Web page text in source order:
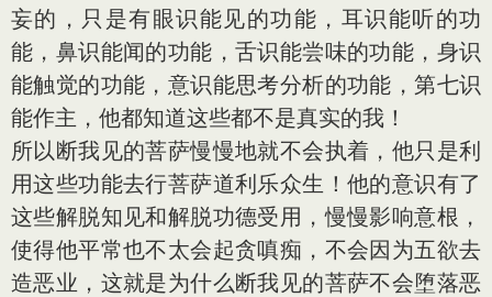
妄的，只是有眼识能见的功能，耳识能听的功
能，鼻识能闻的功能，舌识能尝味的功能，身识
能触觉的功能，意识能思考分析的功能，第七识
能作主，他都知道这些都不是真实的我！
所以断我见的菩萨慢慢地就不会执着，他只是利
用这些功能去行菩萨道利乐众生！他的意识有了
这些解脱知见和解脱功德受用，慢慢影响意根，
使得他平常也不太会起贪嗔痴，不会因为五欲去
造恶业，这就是为什么断我见的菩萨不会堕落恶